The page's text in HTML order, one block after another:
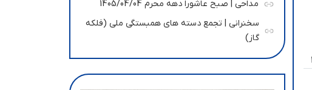
مداحی | صبح عاشورا دهه محرم 1405/04/04
سخنرانی | تجمع دسته های همبستگی ملی (فلکه
گاز)